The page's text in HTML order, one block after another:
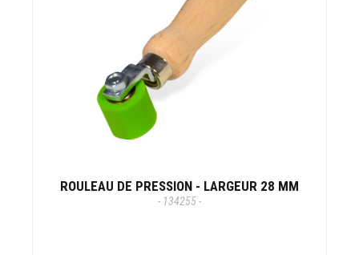
ROULEAU DE PRESSION - LARGEUR 28 MM
- 134255 -